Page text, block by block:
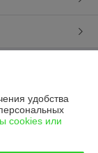
д. 54А/1, офис
удобства
cookies или